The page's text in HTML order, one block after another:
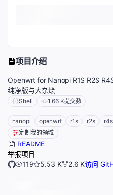
项目介绍
Openwrt for Nanopi R1S R2S
纯净版与大杂烩
Shell 1.66 K提交数
nanopi openwrt r1s r2s r4s
定制我的领域
README
举报项目
119
5.53 K 2.6 K访问